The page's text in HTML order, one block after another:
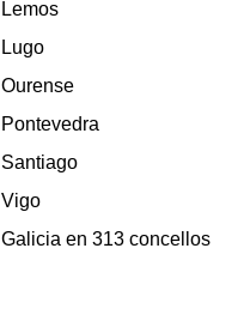
Lemos
Lugo
Ourense
Pontevedra
Santiago
Vigo
Galicia en 313 concellos